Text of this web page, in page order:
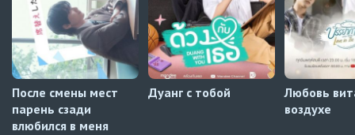
После смены мест
парень сзади
влюбился в меня
Дуанг с тобой
Любовь
воздухе